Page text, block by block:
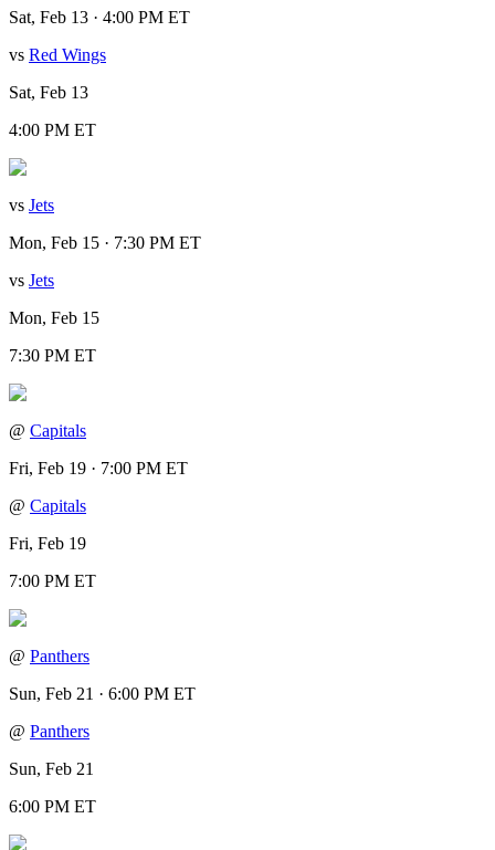
Sat, Feb 13 · 4:00 PM ET
vs Red Wings
Sat, Feb 13
4:00 PM ET
vs Jets
Mon, Feb 15 · 7:30 PM ET
vs Jets
Mon, Feb 15
7:30 PM ET
@ Capitals
Fri, Feb 19 · 7:00 PM ET
@ Capitals
Fri, Feb 19
7:00 PM ET
@ Panthers
Sun, Feb 21 · 6:00 PM ET
@ Panthers
Sun, Feb 21
6:00 PM ET